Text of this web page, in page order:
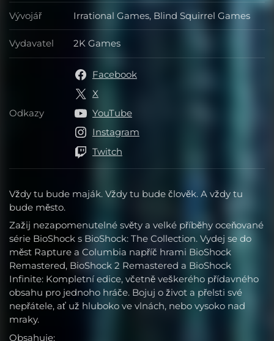
Vždy tu bude maják. Vždy tu bude člověk. A vždy tu
bude město.
Zažij nezapomenutelné světy a velké příběhy oceňované
série BioShock s BioShock: The Collection. Vydej se do
měst Rapture a Columbia napříč hrami BioShock
Remastered, BioShock 2 Remastered a BioShock
Infinite: Kompletní edice, včetně veškerého přídavného
obsahu pro jednoho hráče. Bojuj o život a přelsti své
nepřátele, ať už hluboko ve vlnách, nebo vysoko nad
mraky.
Obsahuje:
Vývojář Vývojář
Irrational Games, Blind Squirrel Games
Vydavatel Vydavatel
2K Games
Odkazy Odkazy
Facebook
X
YouTube
Instagram
Twitch